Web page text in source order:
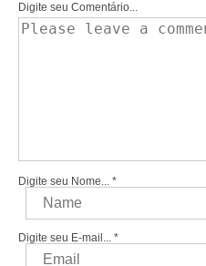
Digite seu Comentário...
Digite seu Nome... *
Digite seu E-mail... *